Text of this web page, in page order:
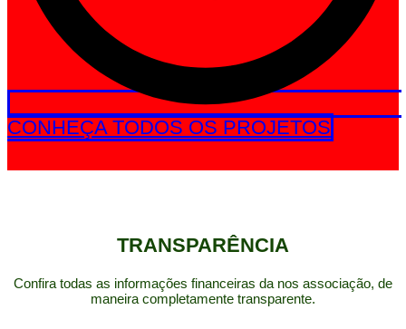
CONHEÇA TODOS OS PROJETOS
TRANSPARÊNCIA
Confira todas as informações financeiras da nos associação, de
maneira completamente transparente.